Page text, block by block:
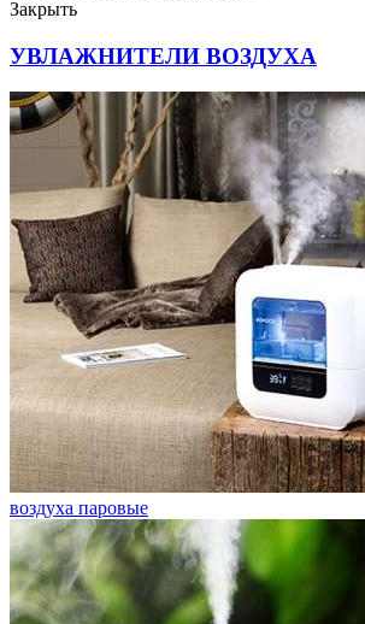
Закрыть
УВЛАЖНИТЕЛИ ВОЗДУХА
воздуха паровые